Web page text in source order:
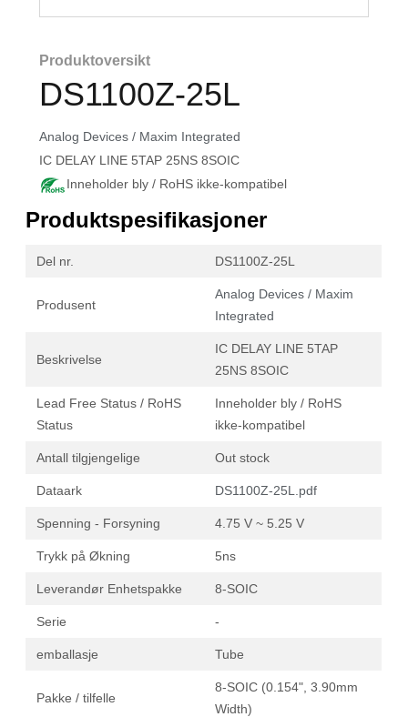
Produktoversikt
DS1100Z-25L
Analog Devices / Maxim Integrated
IC DELAY LINE 5TAP 25NS 8SOIC
Inneholder bly / RoHS ikke-kompatibel
Produktspesifikasjoner
Del nr. DS1100Z-25L
Produsent
Analog Devices / Maxim
Integrated
Beskrivelse
IC DELAY LINE 5TAP
25NS 8SOIC
Lead Free Status / RoHS
Status
Inneholder bly / RoHS
ikke-kompatibel
Antall tilgjengelige Out stock
Dataark DS1100Z-25L.pdf
Spenning - Forsyning 4.75 V ~ 5.25 V
Trykk på Økning 5ns
Leverandør Enhetspakke 8-SOIC
Serie -
emballasje Tube
Pakke / tilfelle
8-SOIC (0.154", 3.90mm
Width)